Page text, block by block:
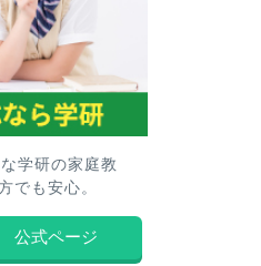
学研の家庭教
でも安心。
公式ページ